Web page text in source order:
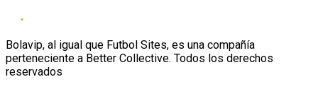
Bolavip, al igual que Futbol Sites, es una compañía
perteneciente a Better Collective. Todos los derechos
reservados